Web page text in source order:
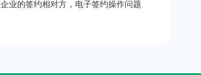
业的签约相对方，电子签约操作问题